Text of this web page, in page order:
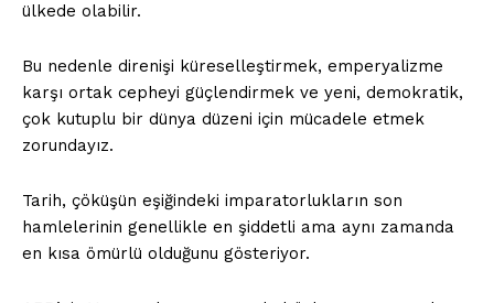
ülkede olabilir.
Bu nedenle direnişi küreselleştirmek, emperyalizme
karşı ortak cepheyi güçlendirmek ve yeni, demokratik,
çok kutuplu bir dünya düzeni için mücadele etmek
zorundayız.
Tarih, çöküşün eşiğindeki imparatorlukların son
hamlelerinin genellikle en şiddetli ama aynı zamanda
en kısa ömürlü olduğunu gösteriyor.